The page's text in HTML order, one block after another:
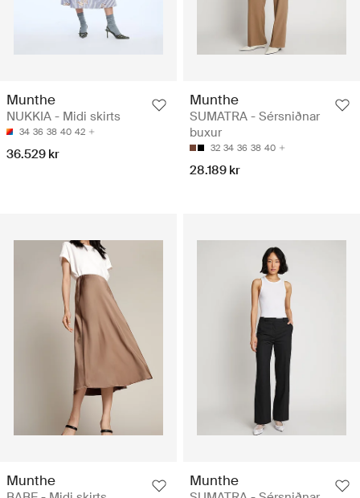
Munthe
NUKKIA - Midi skirts
34 36 38 40 42
36.529 kr
Munthe
SUMATRA - Sérsniðnar
buxur
32 34 36 38 40
28.189 kr
Munthe Munthe